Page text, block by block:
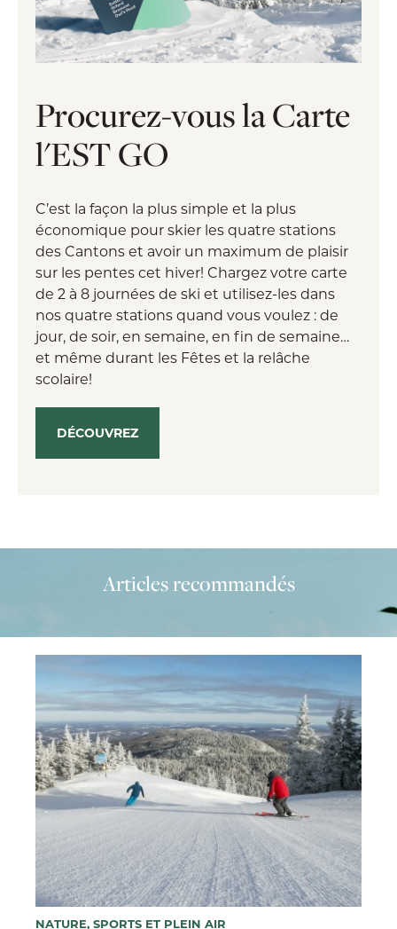
Procurez-vous la Carte
l'EST GO
C’est la façon la plus simple et la plus
économique pour skier les quatre stations
des Cantons et avoir un maximum de plaisir
sur les pentes cet hiver! Chargez votre carte
de 2 à 8 journées de ski et utilisez-les dans
nos quatre stations quand vous voulez : de
jour, de soir, en semaine, en fin de semaine…
et même durant les Fêtes et la relâche
scolaire!
DÉCOUVREZ
Articles recommandés
NATURE, SPORTS ET PLEIN AIR